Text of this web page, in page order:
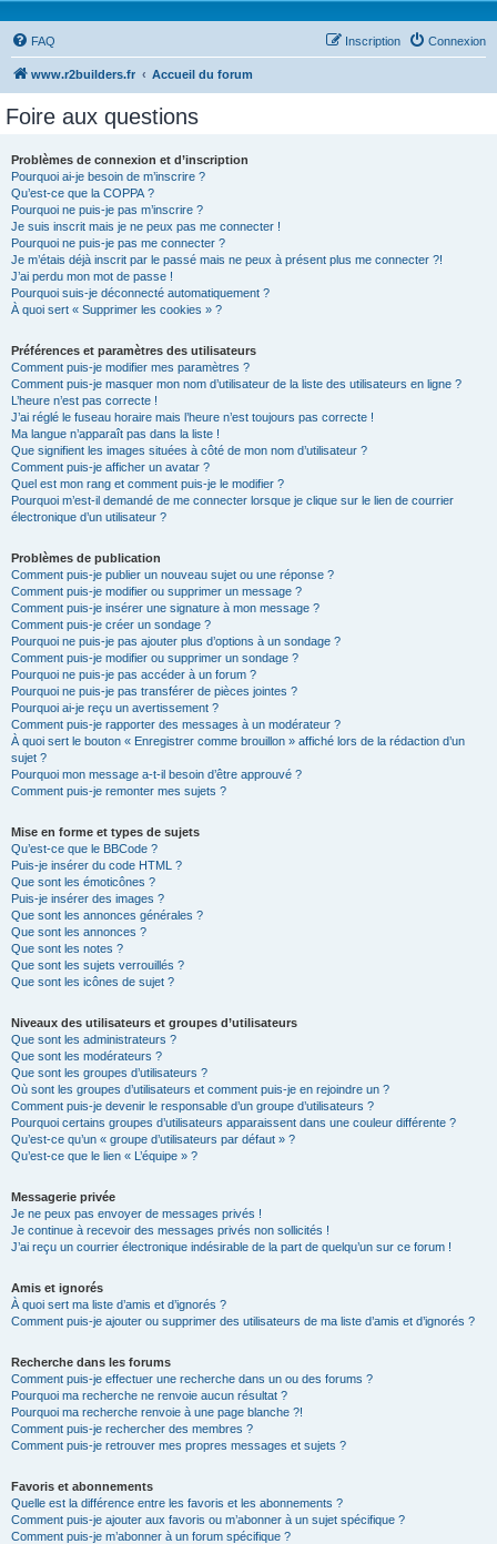
FAQ Connexion
Inscription
www.r2builders.fr Accueil du forum
Foire aux questions
Problèmes de connexion et d’inscription
Pourquoi ai-je besoin de m’inscrire ?
Qu’est-ce que la COPPA ?
Pourquoi ne puis-je pas m’inscrire ?
Je suis inscrit mais je ne peux pas me connecter !
Pourquoi ne puis-je pas me connecter ?
Je m’étais déjà inscrit par le passé mais ne peux à présent plus me connecter ?!
J’ai perdu mon mot de passe !
Pourquoi suis-je déconnecté automatiquement ?
À quoi sert « Supprimer les cookies » ?
Préférences et paramètres des utilisateurs
Comment puis-je modifier mes paramètres ?
Comment puis-je masquer mon nom d’utilisateur de la liste des utilisateurs en ligne ?
L’heure n’est pas correcte !
J’ai réglé le fuseau horaire mais l’heure n’est toujours pas correcte !
Ma langue n’apparaît pas dans la liste !
Que signifient les images situées à côté de mon nom d’utilisateur ?
Comment puis-je afficher un avatar ?
Quel est mon rang et comment puis-je le modifier ?
Pourquoi m’est-il demandé de me connecter lorsque je clique sur le lien de courrier
électronique d’un utilisateur ?
Problèmes de publication
Comment puis-je publier un nouveau sujet ou une réponse ?
Comment puis-je modifier ou supprimer un message ?
Comment puis-je insérer une signature à mon message ?
Comment puis-je créer un sondage ?
Pourquoi ne puis-je pas ajouter plus d’options à un sondage ?
Comment puis-je modifier ou supprimer un sondage ?
Pourquoi ne puis-je pas accéder à un forum ?
Pourquoi ne puis-je pas transférer de pièces jointes ?
Pourquoi ai-je reçu un avertissement ?
Comment puis-je rapporter des messages à un modérateur ?
À quoi sert le bouton « Enregistrer comme brouillon » affiché lors de la rédaction d’un
sujet ?
Pourquoi mon message a-t-il besoin d’être approuvé ?
Comment puis-je remonter mes sujets ?
Mise en forme et types de sujets
Qu’est-ce que le BBCode ?
Puis-je insérer du code HTML ?
Que sont les émoticônes ?
Puis-je insérer des images ?
Que sont les annonces générales ?
Que sont les annonces ?
Que sont les notes ?
Que sont les sujets verrouillés ?
Que sont les icônes de sujet ?
Niveaux des utilisateurs et groupes d’utilisateurs
Que sont les administrateurs ?
Que sont les modérateurs ?
Que sont les groupes d’utilisateurs ?
Où sont les groupes d’utilisateurs et comment puis-je en rejoindre un ?
Comment puis-je devenir le responsable d’un groupe d’utilisateurs ?
Pourquoi certains groupes d’utilisateurs apparaissent dans une couleur différente ?
Qu’est-ce qu’un « groupe d’utilisateurs par défaut » ?
Qu’est-ce que le lien « L’équipe » ?
Messagerie privée
Je ne peux pas envoyer de messages privés !
Je continue à recevoir des messages privés non sollicités !
J’ai reçu un courrier électronique indésirable de la part de quelqu’un sur ce forum !
Amis et ignorés
À quoi sert ma liste d’amis et d’ignorés ?
Comment puis-je ajouter ou supprimer des utilisateurs de ma liste d’amis et d’ignorés ?
Recherche dans les forums
Comment puis-je effectuer une recherche dans un ou des forums ?
Pourquoi ma recherche ne renvoie aucun résultat ?
Pourquoi ma recherche renvoie à une page blanche ?!
Comment puis-je rechercher des membres ?
Comment puis-je retrouver mes propres messages et sujets ?
Favoris et abonnements
Quelle est la différence entre les favoris et les abonnements ?
Comment puis-je ajouter aux favoris ou m’abonner à un sujet spécifique ?
Comment puis-je m’abonner à un forum spécifique ?